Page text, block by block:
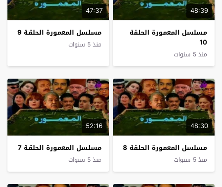
48:39
مسلسل المعمورة الحلقة
10
منذ 5 سنوات
47:37
مسلسل المعمورة الحلقة 9
منذ 5 سنوات
48:30
مسلسل المعمورة الحلقة 8
منذ 5 سنوات
52:16
مسلسل المعمورة الحلقة 7
منذ 5 سنوات